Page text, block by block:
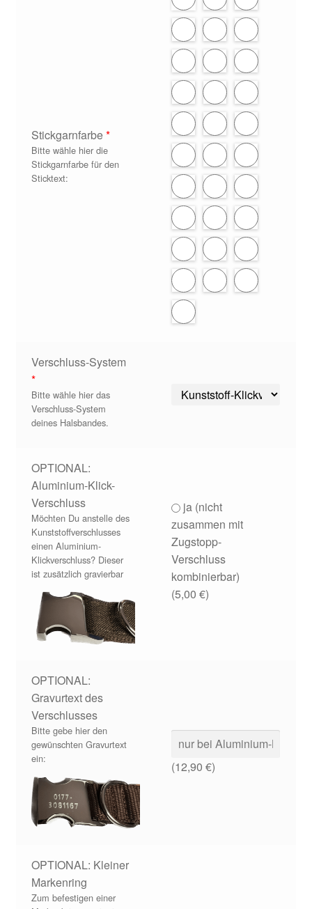
Stickgarnfarbe*
Bitte wähle hier die
Stickgarnfarbe für den
Sticktext:
Verschluss-System
*
Bitte wähle hier das
Verschluss-System
deines Halsbandes.
OPTIONAL:
Aluminium-Klick-
Verschluss
Möchten Du anstelle des
Kunststoffverschlusses
einen Aluminium-
Klickverschluss? Dieser
ist zusätzlich gravierbar
ja (nicht
zusammen mit
Zugstopp-
Verschluss
kombinierbar)
(5,00€)
OPTIONAL:
Gravurtext des
Verschlusses
Bitte gebe hier den
gewünschten Gravurtext
ein:
(12,90€)
OPTIONAL: Kleiner
Markenring
Zum befestigen einer